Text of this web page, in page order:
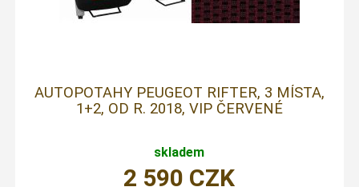
AUTOPOTAHY PEUGEOT RIFTER, 3 MÍSTA,
1+2, OD R. 2018, VIP ČERVENÉ
skladem
2 590 CZK